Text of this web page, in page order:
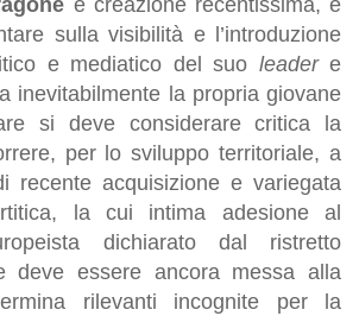
sulla visibilità e l’introduzione
e mediatico del suo leader e
inevitabilmente la propria giovane
si deve considerare critica la
per lo sviluppo territoriale, a
recente acquisizione e variegata
la cui intima adesione al
dichiarato dal ristretto
deve essere ancora messa alla
rilevanti incognite per la